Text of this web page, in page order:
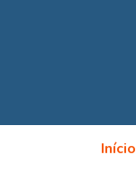
Início